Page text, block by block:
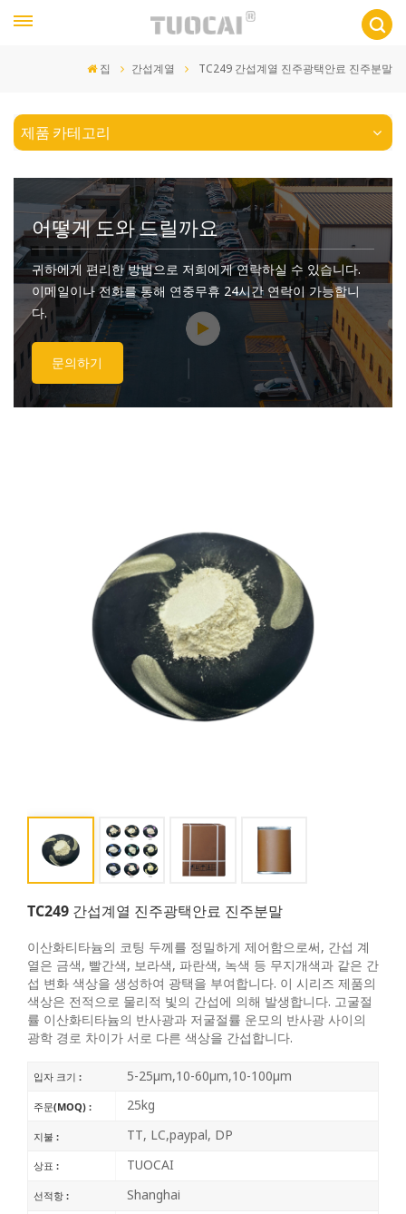
집 간섭계열 TC249 간섭계열 진주광택안료 진주분말
제품 카테고리
어떻게 도와 드릴까요
귀하에게 편리한 방법으로 저희에게 연락하실 수 있습니다.
이메일이나 전화를 통해 연중무휴 24시간 연락이 가능합니
다.
문의하기
TC249 간섭계열 진주광택안료 진주분말
이산화티타늄의 코팅 두께를 정밀하게 제어함으로써, 간섭 계
열은 금색, 빨간색, 보라색, 파란색, 녹색 등 무지개색과 같은 간
섭 변화 색상을 생성하여 광택을 부여합니다. 이 시리즈 제품의
색상은 전적으로 물리적 빛의 간섭에 의해 발생합니다. 고굴절
률 이산화티타늄의 반사광과 저굴절률 운모의 반사광 사이의
광학 경로 차이가 서로 다른 색상을 간섭합니다.
입자 크기 : 5-25μm,10-60μm,10-100μm
주문(MOQ) : 25kg
지불 : TT, LC,paypal, DP
상표 : TUOCAI
선적항 : Shanghai